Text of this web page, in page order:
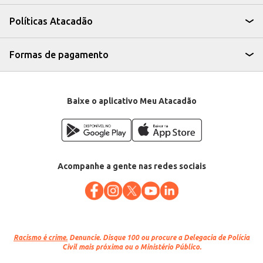
fácil utilização.
O Queijo Mussarela Palito Formosa oferece praticidade e rendimento,
sendo uma escolha eficiente para quem busca um produto de qualidade
tempo e o trabalho.
Marca: Formosa
Departamento: Frios e congelados
Políticas Atacadão
Formas de pagamento
Baixe o aplicativo Meu Atacadão
Acompanhe a gente nas redes sociais
Racismo é crime. Denuncie. Disque 100 ou procure a Delegacia de Polícia
Civil mais próxima ou o Ministério Público.